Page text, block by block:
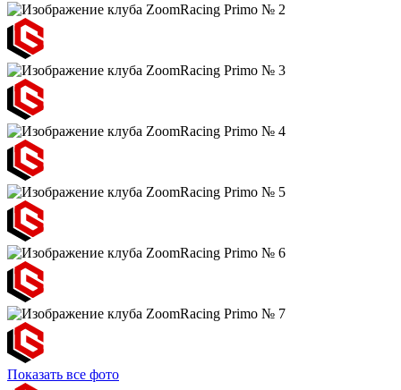
Показать все фото